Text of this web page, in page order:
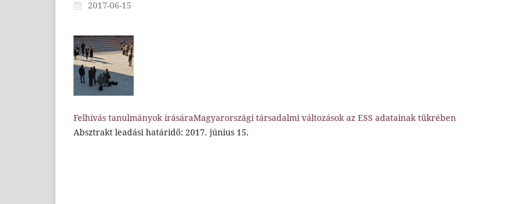
2017-06-15
Felhívás tanulmányok írásáraMagyarországi társadalmi változások az ESS adatainak tükrében
Absztrakt leadási határidő: 2017. június 15.